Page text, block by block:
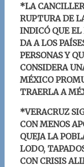
*LA
RUPTURA DE
INDICÓ QUE
DA A LOS
PERSONAS Y
CONSIDERA
MÉXICO
TRAERLA A
*VERACRUZ
CON MENOS
QUEJA LA
LODO,
CON CRISIS